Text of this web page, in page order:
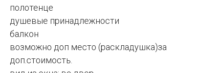
полотенце
душевые принадлежности
балкон
возможно доп место (раскладушка)за
доп.стоимость.